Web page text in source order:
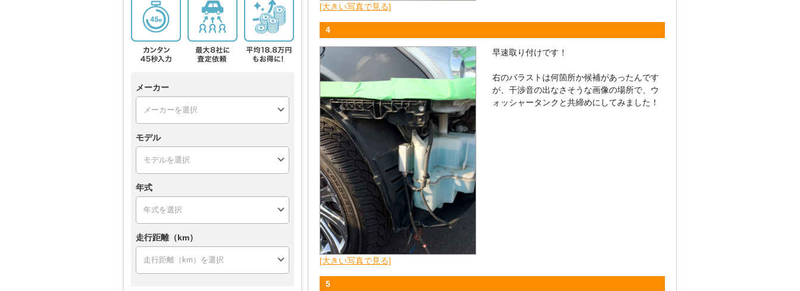
[大きい写真で見る]
4
[大きい写真で見る]
早速取り付けです！
右のバラストは何箇所か候補があったんです
が、干渉音の出なさそうな画像の場所で、ウ
ォッシャータンクと共締めにしてみました！
5
メーカー
モデル
年式
走行距離（km）